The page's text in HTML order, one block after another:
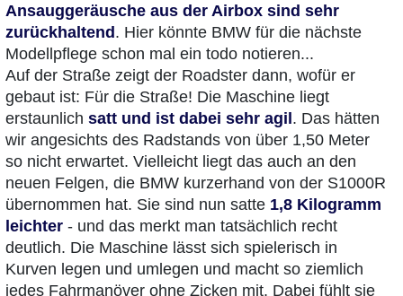
Ansauggeräusche aus der Airbox sind sehr
zurückhaltend. Hier könnte BMW für die nächste
Modellpflege schon mal ein todo notieren...
Auf der Straße zeigt der Roadster dann, wofür er
gebaut ist: Für die Straße! Die Maschine liegt
erstaunlich satt und ist dabei sehr agil. Das hätten
wir angesichts des Radstands von über 1,50 Meter
so nicht erwartet. Vielleicht liegt das auch an den
neuen Felgen, die BMW kurzerhand von der S1000R
übernommen hat. Sie sind nun satte 1,8 Kilogramm
leichter - und das merkt man tatsächlich recht
deutlich. Die Maschine lässt sich spielerisch in
Kurven legen und umlegen und macht so ziemlich
jedes Fahrmanöver ohne Zicken mit. Dabei fühlt sie